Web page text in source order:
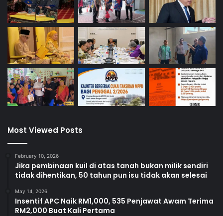
Most Viewed Posts
February 10, 2026
Jika pembinaan kuil di atas tanah bukan milik sendiri
tidak dihentikan, 50 tahun pun isu tidak akan selesai
May 14, 2026
Insentif APC Naik RM1,000, 535 Penjawat Awam Terima
RM2,000 Buat Kali Pertama